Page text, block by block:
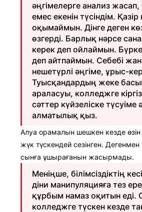
әңгімелерге анализ жасап,
емес екенін түсіндім.
оқымаймын. Дінге деген
өзгерді. Барлық нәрсе
керек деп ойлаймын.
деп айтпаймын. Себебі
нешетүрлі әңгіме, ұрыс-
Туысқандардың жеке
араласуы, колледжге
сәттер күйзеліске түсуіме
алматылық қыз.
Алуа орамалын шешкен кезде
жүк түскендей сезінген.
сынға ұшырағанын жасырмады.
Меніңше, білімсіздіктің
діни манипуляцияға тез
құрбым намаз оқитын еді.
колледжге түскен кезде